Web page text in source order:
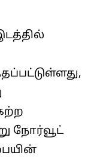
நோர்வூட்